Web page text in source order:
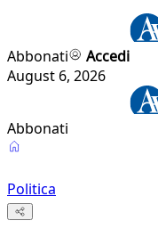
Abbonati
Accedi
August 6, 2026
Abbonati
Politica